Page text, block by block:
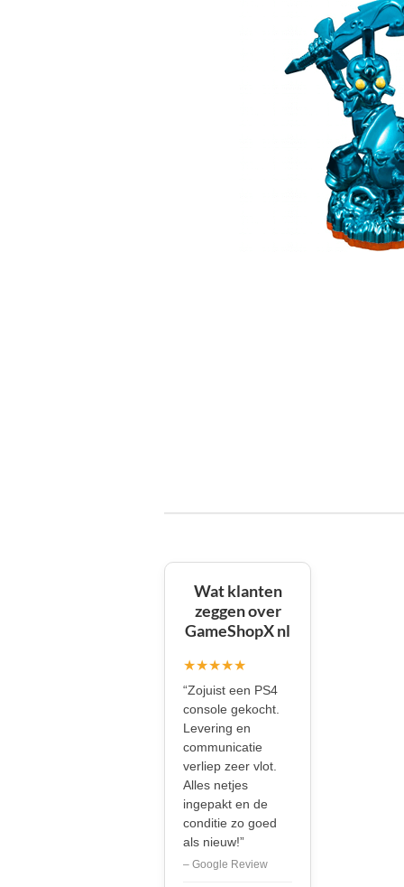
Wat klanten
zeggen over
GameShopX nl
★★★★★
“Zojuist een PS4
console gekocht.
Levering en
communicatie
verliep zeer vlot.
Alles netjes
ingepakt en de
conditie zo goed
als nieuw!”
– Google Review